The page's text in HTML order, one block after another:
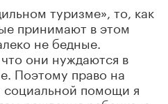
туризме», то, как
принимают в этом
не бедные.
они нуждаются в
Поэтому право на
социальной помощи я